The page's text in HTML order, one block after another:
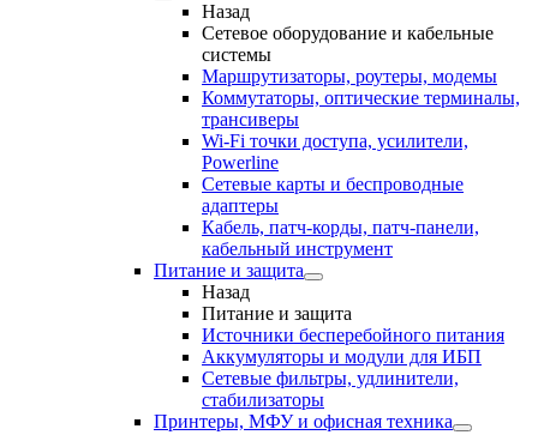
Назад
Сетевое оборудование и кабельные
системы
Маршрутизаторы, роутеры, модемы
Коммутаторы, оптические терминалы,
трансиверы
Wi-Fi точки доступа, усилители,
Powerline
Сетевые карты и беспроводные
адаптеры
Кабель, патч-корды, патч-панели,
кабельный инструмент
Питание и защита
Назад
Питание и защита
Источники бесперебойного питания
Аккумуляторы и модули для ИБП
Сетевые фильтры, удлинители,
стабилизаторы
Принтеры, МФУ и офисная техника